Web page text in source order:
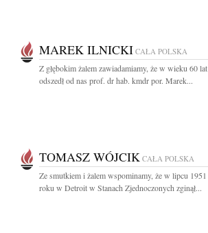
MAREK ILNICKI CAŁA POLSKA
Z głębokim żalem zawiadamiamy, że w wieku 60 lat
odszedł od nas prof. dr hab. kmdr por. Marek...
TOMASZ WÓJCIK CAŁA POLSKA
Ze smutkiem i żalem wspominamy, że w lipcu 1951
roku w Detroit w Stanach Zjednoczonych zginął...